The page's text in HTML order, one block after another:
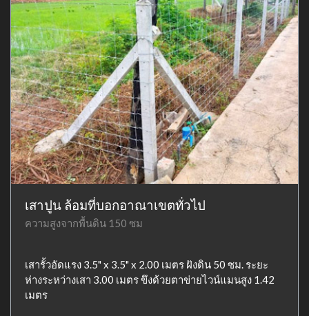
เสาปูน ล้อมที่บอกอาณาเขตทั่วไป
ความสูงจากพื้นดิน 150 ซม
เสารั้วอัดแรง 3.5" x 3.5" x 2.00 เมตร ฝังดิน 50 ซม. ระยะ
ห่างระหว่างเสา 3.00 เมตร ขึงด้วยตาข่ายไวน์แมนสูง 1.42
เมตร